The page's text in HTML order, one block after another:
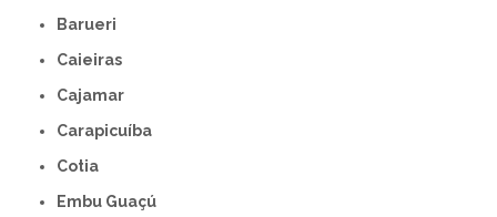
Barueri
Caieiras
Cajamar
Carapicuíba
Cotia
Embu Guaçú